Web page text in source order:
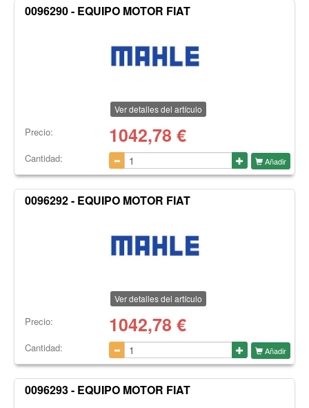
0096290 - EQUIPO MOTOR FIAT
Ver detalles del artículo
Precio: 1042,78 €
Cantidad: Añadir
0096292 - EQUIPO MOTOR FIAT
Ver detalles del artículo
Precio: 1042,78 €
Cantidad: Añadir
0096293 - EQUIPO MOTOR FIAT